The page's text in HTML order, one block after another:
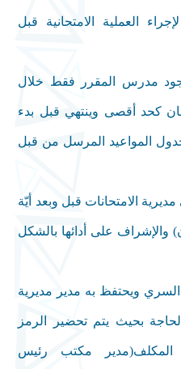
العملية الامتحانية قبل
بوجود مدرس المقرر فقط خلال
كحد أقصى وينتهي قبل بدء
المواعيد المرسل من قبل
الامتحانات قبل وبعد أيّة
والإشراف على أدائها بالشكل
ويحتفظ به مدير مديرية
بحيث يتم تحضير الرمز
مكتب رئيس